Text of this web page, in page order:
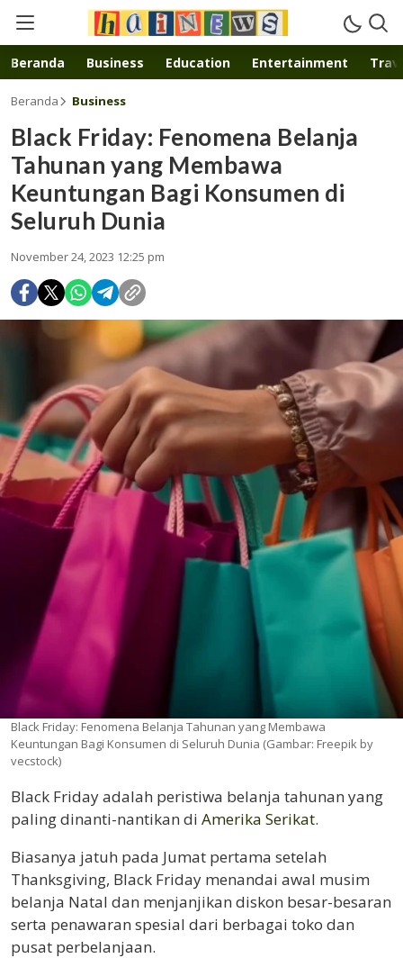
Inspirasi muda karya mandiri
Beranda Business Education Entertainment
Beranda Business
Black Friday: Fenomena Belanja
Tahunan yang Membawa
Keuntungan Bagi Konsumen di
Seluruh Dunia
November 24, 2023 12:25 pm
Black Friday: Fenomena Belanja Tahunan yang Membawa
Keuntungan Bagi Konsumen di Seluruh Dunia (Gambar: Freepik by
vecstock)
Black Friday adalah peristiwa belanja tahunan yang
paling dinanti-nantikan di Amerika Serikat.
Biasanya jatuh pada Jumat pertama setelah
Thanksgiving, Black Friday menandai awal musim
belanja Natal dan menjanjikan diskon besar-besaran
serta penawaran spesial dari berbagai toko dan
pusat perbelanjaan.